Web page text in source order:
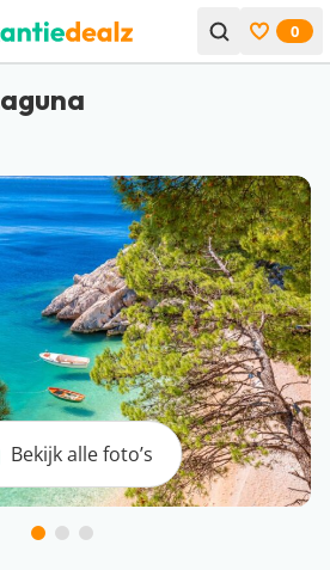
Bekijk
0
Bekijk alle foto’s